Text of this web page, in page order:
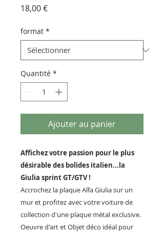
18,00 €Prix
format *
Quantité *
Ajouter au panier
Affichez votre passion pour le plus
désirable des bolides italien...la
Giulia sprint GT/GTV !
Accrochez la plaque Alfa Giulia sur un
mur et profitez avec votre voiture de
collection d'une plaque métal exclusive.
Oeuvre d'art et Objet déco idéal pour